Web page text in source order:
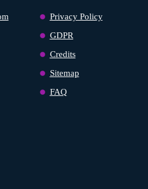
Privacy Policy
GDPR
Credits
Sitemap
FAQ